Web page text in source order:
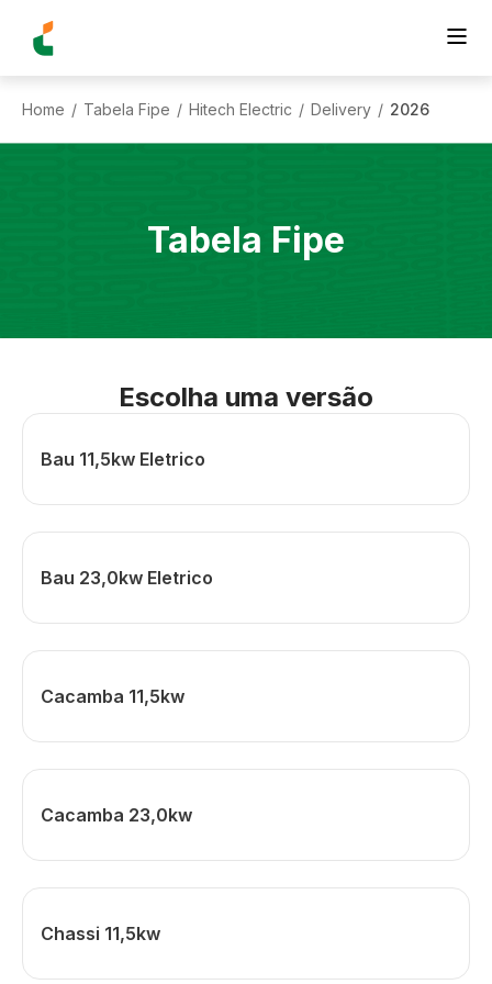
Home / Tabela Fipe / Hitech Electric / Delivery / 2026
Tabela Fipe
Escolha uma versão
Bau 11,5kw Eletrico
Bau 23,0kw Eletrico
Cacamba 11,5kw
Cacamba 23,0kw
Chassi 11,5kw